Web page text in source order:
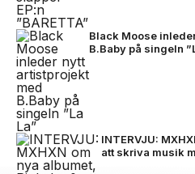
Black Moose
B.Baby på singeln
INTERVJU:
att skriva musik